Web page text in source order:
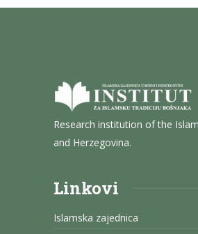
Research institution of the
and Herzegovina.
Linkovi
Islamska zajednica